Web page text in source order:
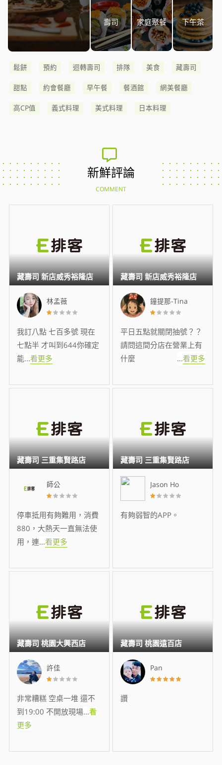
壽司 家庭聚餐 下午茶
鬆餅 預約 迴轉壽司 排隊 美食 藏壽司
甜點 約會餐廳 早午餐 餐酒館 網美餐廳
高CP值 義式料理 美式料理 日本料理
新鮮評論
COMMENT
林孟薇
我訂八點 七百多號 現在
七點半 才叫到644你確定
能...看更多
藏壽司 新店威秀裕隆店
鐘提那-Tina
平日五點就關閉抽號？？
請問這間分店在營業上有
什麼
...看更多
藏壽司 新店威秀裕隆店
師公
停車抵用有夠難用，消費
880，大熱天一直無法使
用，連...看更多
藏壽司 三重集賢路店
Jason Ho
有夠弱智的APP。
藏壽司 三重集賢路店
許佳
非常糟糕 空桌一堆 還不
到19:00 不開放現場...看
更多
藏壽司 桃園大興西店
Pan
讚
藏壽司 桃園遠百店